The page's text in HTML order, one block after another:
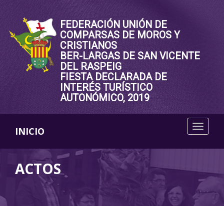
FEDERACIÓN UNIÓN DE
COMPARSAS DE MOROS Y
CRISTIANOS
BER-LARGAS DE SAN VICENTE
DEL RASPEIG
FIESTA DECLARADA DE
INTERÉS TURÍSTICO
AUTONÓMICO, 2019
INICIO
ACTOS